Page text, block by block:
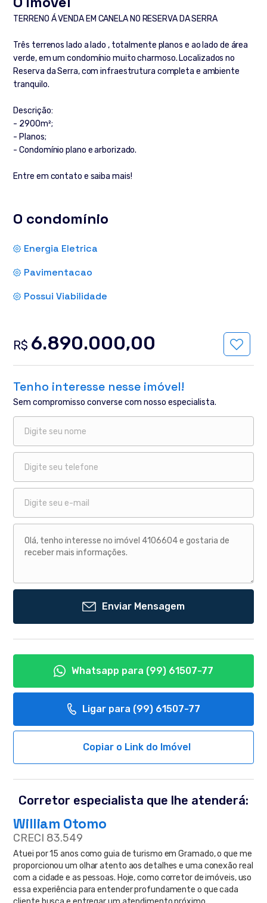
TERRENO Á VENDA EM CANELA NO RESERVA DA SERRA
Três terrenos lado a lado , totalmente planos e ao lado de área
verde, em um condomínio muito charmoso. Localizados no
Reserva da Serra, com infraestrutura completa e ambiente
tranquilo.
Descrição:
- 2900m²;
- Planos;
- Condomínio plano e arborizado.
Entre em contato e saiba mais!
O condomínio
Energia Eletrica
Pavimentacao
Possui Viabilidade
R$ 6.890.000,00
Tenho interesse nesse imóvel!
Sem compromisso converse com nosso especialista.
Enviar Mensagem
Whatsapp para (99) 61507-77
Ligar para (99) 61507-77
Copiar o Link do Imóvel
Corretor especialista que lhe atenderá:
William Otomo
CRECI 83.549
Atuei por 15 anos como guia de turismo em Gramado, o que me
proporcionou um olhar atento aos detalhes e uma conexão real
com a cidade e as pessoas. Hoje, como corretor de imóveis, uso
essa experiência para entender profundamente o que cada